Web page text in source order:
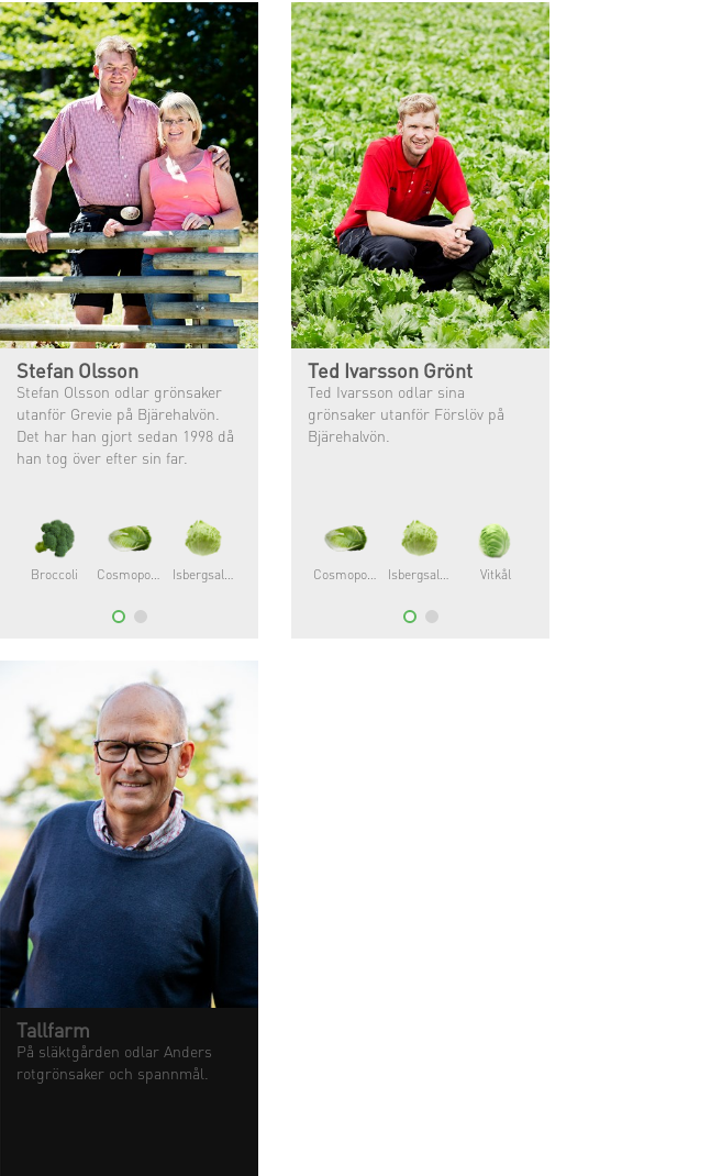
Stefan Olsson
Stefan Olsson odlar grönsaker
utanför Grevie på Bjärehalvön.
Det har han gjort sedan 1998 då
han tog över efter sin far.
Broccoli
Ted Ivarsson Grönt
Ted Ivarsson odlar sina
grönsaker utanför Förslöv på
Bjärehalvön.
Vitkål
Tallfarm
På släktgården odlar Anders
rotgrönsaker och spannmål.